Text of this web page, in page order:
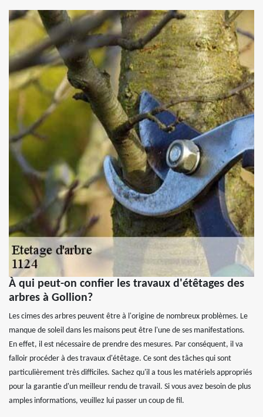
À qui peut-on confier les travaux d'étêtages des
arbres à Gollion?
Les cimes des arbres peuvent être à l'origine de nombreux problèmes. Le
manque de soleil dans les maisons peut être l'une de ses manifestations.
En effet, il est nécessaire de prendre des mesures. Par conséquent, il va
falloir procéder à des travaux d'étêtage. Ce sont des tâches qui sont
particulièrement très difficiles. Sachez qu'il a tous les matériels appropriés
pour la garantie d'un meilleur rendu de travail. Si vous avez besoin de plus
amples informations, veuillez lui passer un coup de fil.